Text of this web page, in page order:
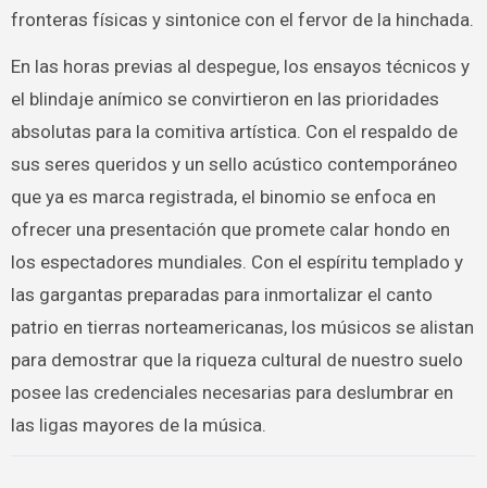
fronteras físicas y sintonice con el fervor de la hinchada.
En las horas previas al despegue, los ensayos técnicos y
el blindaje anímico se convirtieron en las prioridades
absolutas para la comitiva artística. Con el respaldo de
sus seres queridos y un sello acústico contemporáneo
que ya es marca registrada, el binomio se enfoca en
ofrecer una presentación que promete calar hondo en
los espectadores mundiales. Con el espíritu templado y
las gargantas preparadas para inmortalizar el canto
patrio en tierras norteamericanas, los músicos se alistan
para demostrar que la riqueza cultural de nuestro suelo
posee las credenciales necesarias para deslumbrar en
las ligas mayores de la música.